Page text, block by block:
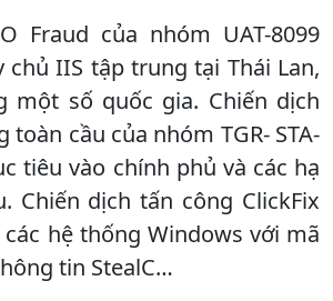
Fraud của nhóm UAT-8099
chủ IIS tập trung tại Thái Lan,
một số quốc gia. Chiến dịch
toàn cầu của nhóm TGR- STA-
tiêu vào chính phủ và các hạ
Chiến dịch tấn công ClickFix
hệ thống Windows với mã
tin StealC…